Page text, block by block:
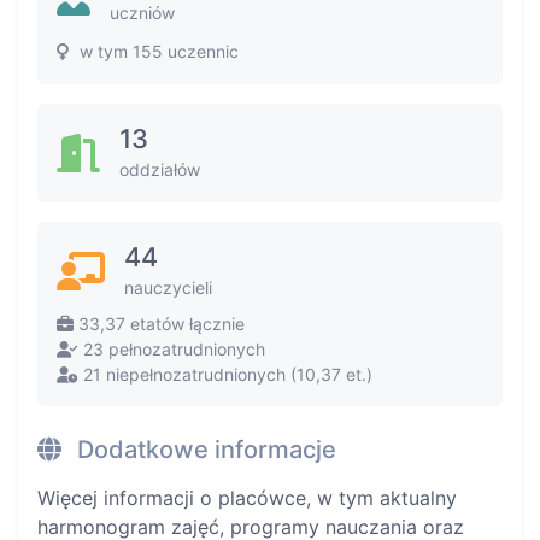
uczniów
w tym 155 uczennic
13
oddziałów
44
nauczycieli
33,37 etatów łącznie
23 pełnozatrudnionych
21 niepełnozatrudnionych (10,37 et.)
Dodatkowe informacje
Więcej informacji o placówce, w tym aktualny
harmonogram zajęć, programy nauczania oraz